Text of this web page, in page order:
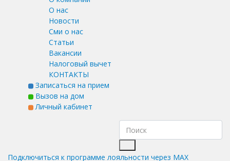
О нас
Новости
Сми о нас
Статьи
Вакансии
Налоговый вычет
КОНТАКТЫ
Записаться на прием
Вызов на дом
Личный кабинет
Подключиться к программе лояльности через MAX